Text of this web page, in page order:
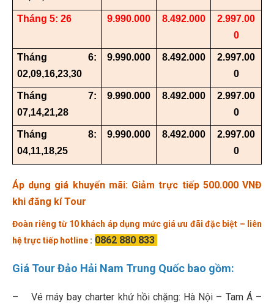
Tháng5: 26 9.990.000 8.492.000
2.997.00
0
Tháng 6:
02,09,16,23,30
9.990.000 8.492.000
2.997.00
0
Tháng 7:
07,14,21,28
9.990.000 8.492.000
2.997.00
0
Tháng 8:
04,11,18,25
9.990.000 8.492.000
2.997.00
0
Áp dụng giá khuyến mãi: Giảm trực tiếp 500.000 VNĐ
khi đăng kí Tour
Đoàn riêng từ 10 khách áp dụng mức giá ưu đãi đặc biệt – liên
hệ trực tiếp hotline : 0862 880 833
Giá Tour Đảo Hải Nam Trung Quốc bao gồm:
– Vé máy bay charter khứ hồi chặng: Hà Nội – Tam Á –